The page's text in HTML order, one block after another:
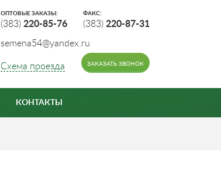
Схема проезда
semena54@yandex.ru
ОПТОВЫЕ ЗАКАЗЫ:
(383) 220-85-76
ФАКС:
(383) 220-87-31
ЗАКАЗАТЬ ЗВОНОК
КОНТАКТЫ